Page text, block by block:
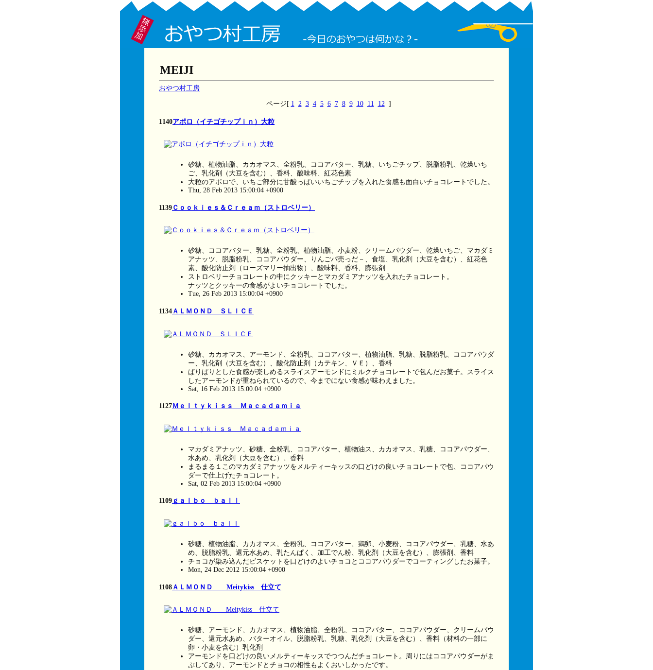
MEIJI
おやつ村工房
ページ[ 1 2 3 4 5 6 7 8 9 10 11 12]
1140アポロ（イチゴチップｉｎ）大粒
砂糖、植物油脂、カカオマス、全粉乳、ココアバター、乳糖、いちごチップ、脱脂粉乳、乾燥いち
ご、乳化剤（大豆を含む）、香料、酸味料、紅花色素
大粒のアポロで、いちご部分に甘酸っぱいいちごチップを入れた食感も面白いチョコレートでした。
Thu, 28 Feb 2013 15:00:04 +0900
1139 Ｃｏｏｋｉｅｓ＆Ｃｒｅａｍ（ストロベリー）
砂糖、ココアバター、乳糖、全粉乳、植物油脂、小麦粉、クリームパウダー、乾燥いちご、マカダミ
アナッツ、脱脂粉乳、ココアパウダー、りんごパ売っだ－、食塩、乳化剤（大豆を含む）、紅花色
素、酸化防止剤（ローズマリー抽出物）、酸味料、香料、膨張剤
ストロベリーチョコレートの中にクッキーとマカダミアナッツを入れたチョコレート。
ナッツとクッキーの食感がよいチョコレートでした。
Tue, 26 Feb 2013 15:00:04 +0900
1134 ＡＬＭＯＮＤ ＳＬＩＣＥ
砂糖、カカオマス、アーモンド、全粉乳、ココアバター、植物油脂、乳糖、脱脂粉乳、ココアパウダ
ー、乳化剤（大豆を含む）、酸化防止剤（カテキン、ＶＥ）、香料
ぱりぱりとした食感が楽しめるスライスアーモンドにミルクチョコレートで包んだお菓子。スライス
したアーモンドが重ねられているので、今までにない食感が味わえました。
Sat, 16 Feb 2013 15:00:04 +0900
1127 Ｍｅｌｔｙｋｉｓｓ Ｍａｃａｄａｍｉａ
マカダミアナッツ、砂糖、全粉乳、ココアバター、植物油ス、カカオマス、乳糖、ココアパウダー、
水あめ、乳化剤（大豆を含む）、香料
まるまる１このマカダミアナッツをメルティーキッスの口どけの良いチョコレートで包、ココアパウ
ダーで仕上げたチョコレート。
Sat, 02 Feb 2013 15:00:04 +0900
1109 ｇａｌｂｏ ｂａｌｌ
砂糖、植物油脂、カカオマス、全粉乳、ココアバター、鶏卵、小麦粉、ココアパウダー、乳糖、水あ
め、脱脂粉乳、還元水あめ、乳たんぱく、加工でん粉、乳化剤（大豆を含む）、膨張剤、香料
チョコが染み込んだビスケットを口どけのよいチョコとココアパウダーでコーティングしたお菓子。
Mon, 24 Dec 2012 15:00:04 +0900
1108 ＡＬＭＯＮＤ Meitykiss 仕立て
砂糖、アーモンド、カカオマス、植物油脂、全粉乳、ココアバター、ココアパウダー、クリームパウ
ダー、還元水あめ、バターオイル、脱脂粉乳、乳糖、乳化剤（大豆を含む）、香料（材料の一部に
卵・小麦を含む）乳化剤
アーモンドを口どけの良いメルティーキッスでつつんだチョコレート。周りにはココアパウダーがま
ぶしてあり、アーモンドとチョコの相性もよくおいしかったです。